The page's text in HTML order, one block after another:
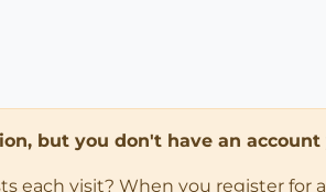
but you don't have an account
each visit? When you register for